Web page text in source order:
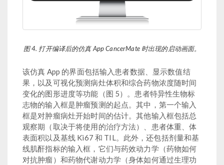
图 4. 打开编译后的仿真 App CancerMate 时出现的启动画面。
该仿真 App 的界面包括输入患者数据、显示数值结
果，以及可视化预测病灶体积和综合药物浓度随时间
变化的图形进度等功能（图 5）。患者特异性生物标
志物的输入框是肿瘤预测的起点。其中，第一个输入
框是对肿瘤病灶开始时间的估计。其他输入框包括总
观察期（取决于将使用的治疗方法）、患者体重、体
表面积以及基线 Ki67 和 TIL。此外，还包括剂量和基
线肌酐指标的输入框，它们与药效动力学（药物如何
对抗肿瘤）和药物代谢动力学（身体如何通过生理功